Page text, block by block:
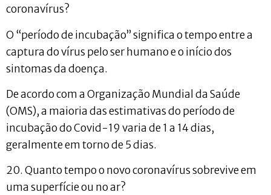
coronavírus?
O “período de incubação” significa o tempo entre a
captura do vírus pelo ser humano e o início dos
sintomas da doença.
De acordo com a Organização Mundial da Saúde
(OMS), a maioria das estimativas do período de
incubação do Covid-19 varia de 1 a 14 dias,
geralmente em torno de 5 dias.
20. Quanto tempo o novo coronavírus sobrevive em
uma superfície ou no ar?